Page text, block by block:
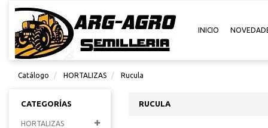
INICIO
Catálogo HORTALIZAS Rucula
CATEGORÍAS
HORTALIZAS
RUCULA